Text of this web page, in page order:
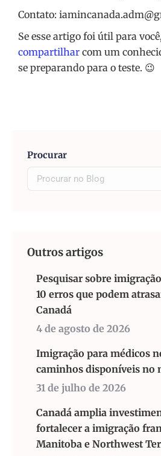
Contato:
Se esse artigo foi útil para
compartilhar com um
se preparando para o teste. 😉
Procurar
Outros artigos
Pesquisar sobre
10 erros que podem
Canadá
4 de agosto de 2026
Imigração para médicos
caminhos disponíveis no
31 de julho de 2026
Canadá amplia
fortalecer a imigração
Manitoba e Northwest